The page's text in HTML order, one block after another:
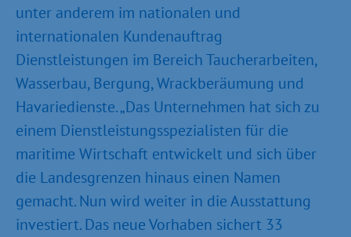
unter anderem im nationalen und
internationalen Kundenauftrag
Dienstleistungen im Bereich Taucherarbeiten,
Wasserbau, Bergung, Wrackberäumung und
Havariedienste. „Das Unternehmen hat sich zu
einem Dienstleistungsspezialisten für die
maritime Wirtschaft entwickelt und sich über
die Landesgrenzen hinaus einen Namen
gemacht. Nun wird weiter in die Ausstattung
investiert. Das neue Vorhaben sichert 33